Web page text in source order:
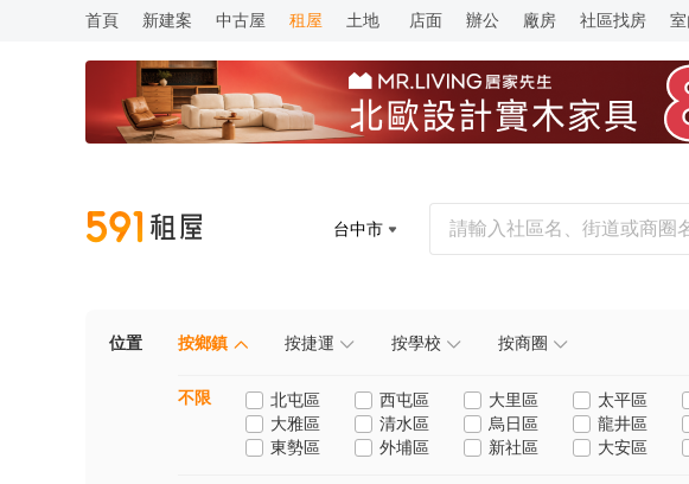
首頁 新建案 中古屋 租屋 土地 店面 辦公 廠房 社區找房
台中市
位置 按鄉鎮 按捷運 按學校 按商圈
不限 北屯區 西屯區 大里區 太平區
大雅區
清水區 烏日區 龍井區
東勢區
外埔區 新社區 大安區